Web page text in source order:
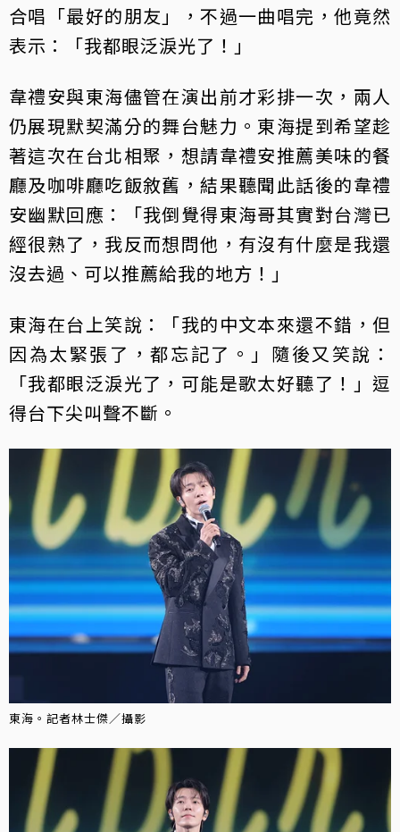
合唱「最好的朋友」，不過一曲唱完，他竟然
表示：「我都眼泛淚光了！」
韋禮安與東海儘管在演出前才彩排一次，兩人
仍展現默契滿分的舞台魅力。東海提到希望趁
著這次在台北相聚，想請韋禮安推薦美味的餐
廳及咖啡廳吃飯敘舊，結果聽聞此話後的韋禮
安幽默回應：「我倒覺得東海哥其實對台灣已
經很熟了，我反而想問他，有沒有什麼是我還
沒去過、可以推薦給我的地方！」
東海在台上笑說：「我的中文本來還不錯，但
因為太緊張了，都忘記了。」隨後又笑說：
「我都眼泛淚光了，可能是歌太好聽了！」逗
得台下尖叫聲不斷。
東海。記者林士傑／攝影